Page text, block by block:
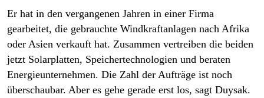
Er hat in den vergangenen Jahren in einer Firma
gearbeitet, die gebrauchte Windkraftanlagen nach Afrika
oder Asien verkauft hat. Zusammen vertreiben die beiden
jetzt Solarplatten, Speichertechnologien und beraten
Energieunternehmen. Die Zahl der Aufträge ist noch
überschaubar. Aber es gehe gerade erst los, sagt Duysak.